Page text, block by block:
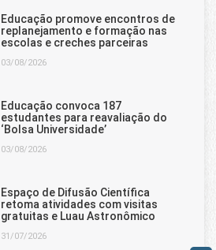
Educação promove encontros de
replanejamento e formação nas
escolas e creches parceiras
03/08/2026
Educação convoca 187
estudantes para reavaliação do
‘Bolsa Universidade’
03/08/2026
Espaço de Difusão Científica
retoma atividades com visitas
gratuitas e Luau Astronômico
31/07/2026